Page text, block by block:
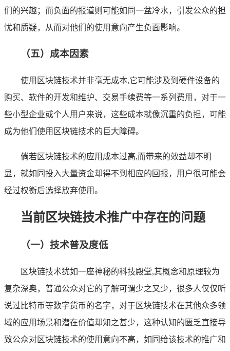
们的兴趣；而负面的报道则可能如同一盆冷水，引发公众的担
忧和质疑，从而对他们的使用意向产生负面影响。
（五）成本因素
使用区块链技术并非毫无成本,它可能涉及到硬件设备的
购买、软件的开发和维护、交易手续费等一系列费用，对于一
些小型企业或个人用户来说，这些成本就像沉重的负担，可能
成为他们使用区块链技术的巨大障碍。
倘若区块链技术的应用成本过高,而带来的效益却不明
显，就如同投入大量资金却得不到相应的回报，用户很可能会
经过权衡后选择放弃使用。
当前区块链技术推广中存在的问题
（一）技术普及度低
区块链技术犹如一座神秘的科技殿堂,其概念和原理较为
复杂深奥，普通公众对它的了解可谓少之又少，很多人仅仅听
说过比特币等数字货币的名字，对于区块链技术在其他众多领
域的应用场景和潜在价值却知之甚少，这种认知的匮乏直接导
致公众对区块链技术的使用意向不高，如同给该技术的推广和